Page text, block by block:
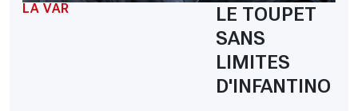
LA VAR
LE TOUPET
SANS
LIMITES
D'INFANTINO